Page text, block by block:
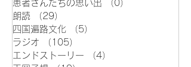
患者さんたちの思い出
（0）
朗読
（29）
四国遍路文化
（5）
ラジオ
（105）
エンドストーリー
（4）